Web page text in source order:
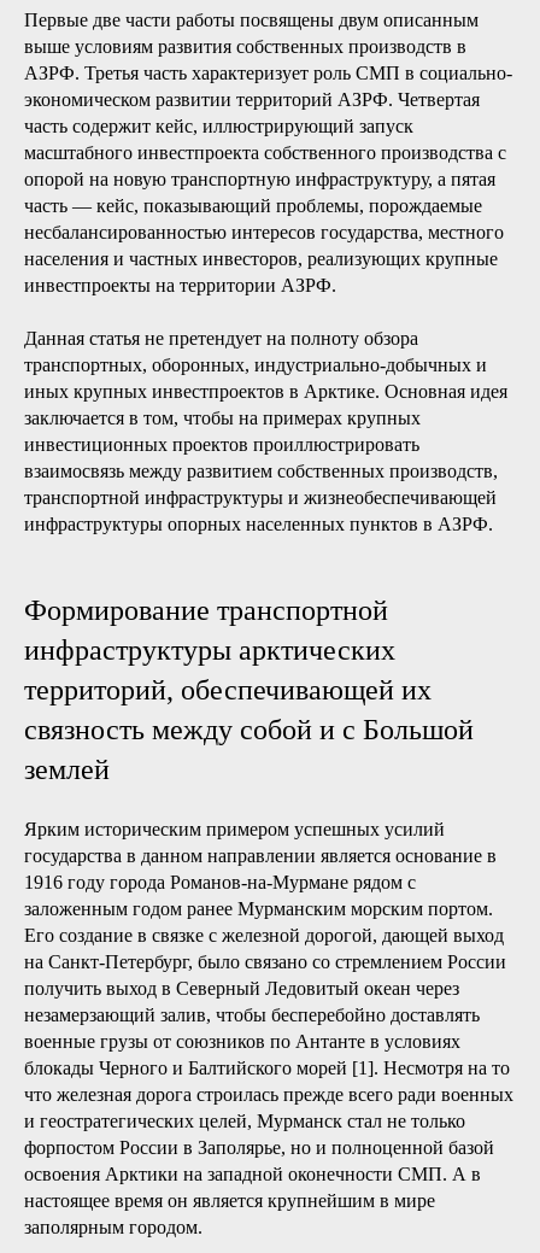
Первые две части работы посвящены двум описанным
выше условиям развития собственных производств в
АЗРФ. Третья часть характеризует роль СМП в социально-
экономическом развитии территорий АЗРФ. Четвертая
часть содержит кейс, иллюстрирующий запуск
масштабного инвестпроекта собственного производства с
опорой на новую транспортную инфраструктуру, а пятая
часть — кейс, показывающий проблемы, порождаемые
несбалансированностью интересов государства, местного
населения и частных инвесторов, реализующих крупные
инвестпроекты на территории АЗРФ.
Данная статья не претендует на полноту обзора
транспортных, оборонных, индустриально-добычных и
иных крупных инвестпроектов в Арктике. Основная идея
заключается в том, чтобы на примерах крупных
инвестиционных проектов проиллюстрировать
взаимосвязь между развитием собственных производств,
транспортной инфраструктуры и жизнеобеспечивающей
инфраструктуры опорных населенных пунктов в АЗРФ.
Формирование транспортной
инфраструктуры арктических
территорий, обеспечивающей их
связность между собой и с Большой
землей
Ярким историческим примером успешных усилий
государства в данном направлении является основание в
1916 году города Романов-на-Мурмане рядом с
заложенным годом ранее Мурманским морским портом.
Его создание в связке с железной дорогой, дающей выход
на Санкт-Петербург, было связано со стремлением России
получить выход в Северный Ледовитый океан через
незамерзающий залив, чтобы бесперебойно доставлять
военные грузы от союзников по Антанте в условиях
блокады Черного и Балтийского морей [1]. Несмотря на то
что железная дорога строилась прежде всего ради военных
и геостратегических целей, Мурманск стал не только
форпостом России в Заполярье, но и полноценной базой
освоения Арктики на западной оконечности СМП. А в
настоящее время он является крупнейшим в мире
заполярным городом.